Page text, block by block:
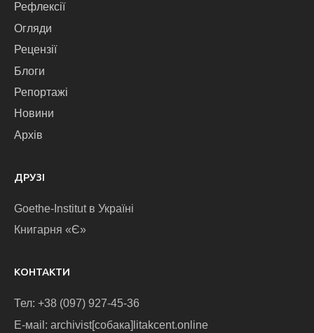
Рефлексії
Огляди
Рецензії
Блоги
Репортажі
Новини
Архів
ДРУЗІ
Goethe-Institut в Україні
Книгарня «Є»
КОНТАКТИ
Тел: +38 (097) 927-45-36
E-маіl: archivist[собака]litakcent.online